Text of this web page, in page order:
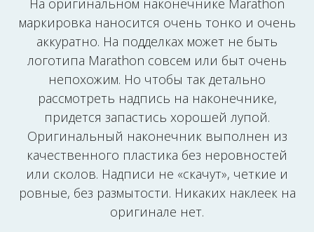
На оригинальном наконечнике Marathon
маркировка наносится очень тонко и очень
аккуратно. На подделках может не быть
логотипа Marathon совсем или быт очень
непохожим. Но чтобы так детально
рассмотреть надпись на наконечнике,
придется запастись хорошей лупой.
Оригинальный наконечник выполнен из
качественного пластика без неровностей
или сколов. Надписи не «скачут», четкие и
ровные, без размытости. Никаких наклеек на
оригинале нет.